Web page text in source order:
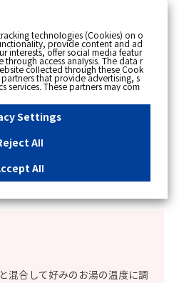
23 18:43
度を調節する場合と蛇口で温
は、どちらがガスを節約でき
混合して好みのお湯の温度に調
technologies (Cookies) on o
provide content and ad
interests, offer social media featur
access analysis. The data r
collected through these Cook
that provide advertising, s
services. These partners may com
other data that you have provi
collected from your use of their s
analyse and optimise advertisemen
other than us on the internet.
"Reject All". If you agree to the use
All". To select your preferen
rejection settings at any time by c
button on this banner or through y
more information regarding the pr
below.Cookies DetailsPrivacy Polic
Settings
All
All